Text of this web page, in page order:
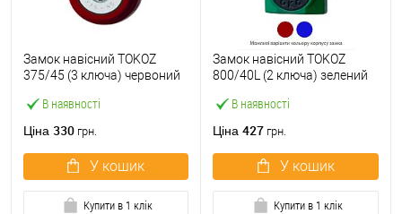
В наявності
Замок навісний TOKOZ
375/45 (3 ключа) червоний
Ціна 330 грн.
У кошик
Купити в 1 клік
В наявності
Замок навісний TOKOZ
800/40L (2 ключа) зелений
Ціна 427 грн.
У кошик
Купити в 1 клік